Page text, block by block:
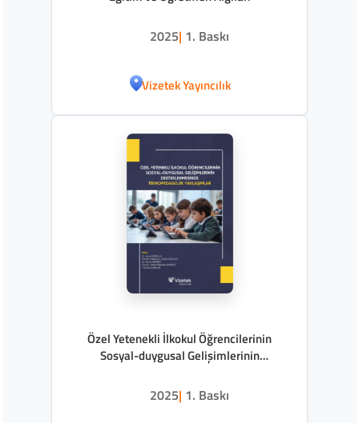
2025| 1. Baskı
Vizetek Yayıncılık
Özel Yetenekli İlkokul Öğrencilerinin
Sosyal-duygusal Gelişimlerinin
Yaklaşımlar (kuramdan Uygulamaya)
2025| 1. Baskı